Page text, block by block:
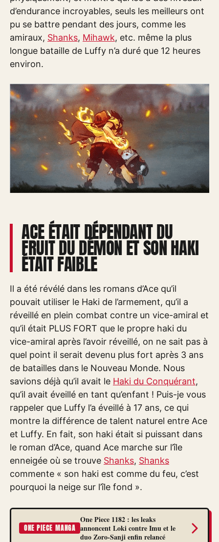
d’endurance incroyables, seuls les meilleurs ont
pu se battre pendant des jours, comme les
amiraux, Shanks, Mihawk, etc. même la plus
longue bataille de Luffy n’a duré que 12 heures
environ.
ACE ÉTAIT DÉPENDANT DU
FRUIT DU DÉMON ET SON HAKI
ÉTAIT FAIBLE
Il a été révélé dans les romans d’Ace qu’il
pouvait utiliser le Haki de l’armement, qu’il a
réveillé en plein combat contre un vice-amiral et
qu’il était PLUS FORT que le propre haki du
vice-amiral après l’avoir réveillé, on ne sait pas à
quel point il serait devenu plus fort après 3 ans
de batailles dans le Nouveau Monde. Nous
savions déjà qu’il avait le Haki du Conquérant,
qu’il avait éveillé en tant qu’enfant ! Puis-je vous
rappeler que Luffy l’a éveillé à 17 ans, ce qui
montre la différence de talent naturel entre Ace
et Luffy. En fait, son haki était si puissant dans
le roman d’Ace, quand Ace marche sur l’île
enneigée où se trouve Shanks, Shanks
commente « son haki est comme du feu, c’est
pourquoi la neige sur l’île fond ».
ONE PIECE MANGA
One Piece 1182 : les leaks
annoncent Loki contre Imu et le
duo Zoro-Sanji enfin relancé